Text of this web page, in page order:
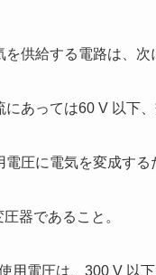
供給する電路は、次
あっては60 V 以下、
圧に電気を変成する
器であること。
用電圧は、300 V 以下